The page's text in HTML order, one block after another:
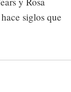
siglos que